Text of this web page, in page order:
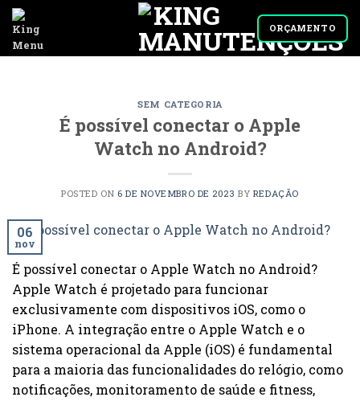
Skip
content
ORÇAMENTO
SEM CATEGORIA
É possível conectar o Apple
Watch no Android?
POSTED ON 6 DE NOVEMBRO DE 2023 BY REDAÇÃO
06
nov
É possível conectar o Apple Watch no Android?
Apple Watch é projetado para funcionar
exclusivamente com dispositivos iOS, como o
iPhone. A integração entre o Apple Watch e o
sistema operacional da Apple (iOS) é fundamental
para a maioria das funcionalidades do relógio, como
notificações, monitoramento de saúde e fitness,